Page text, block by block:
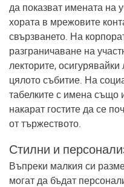
да показват имената на
хората в мрежовите
свързването. На
разграничаване на
лекторите,
цялото събитие. На
табелките с имена също
накарат гостите да се
от тържеството.
Стилни и
Въпреки малкия си
могат да бъдат